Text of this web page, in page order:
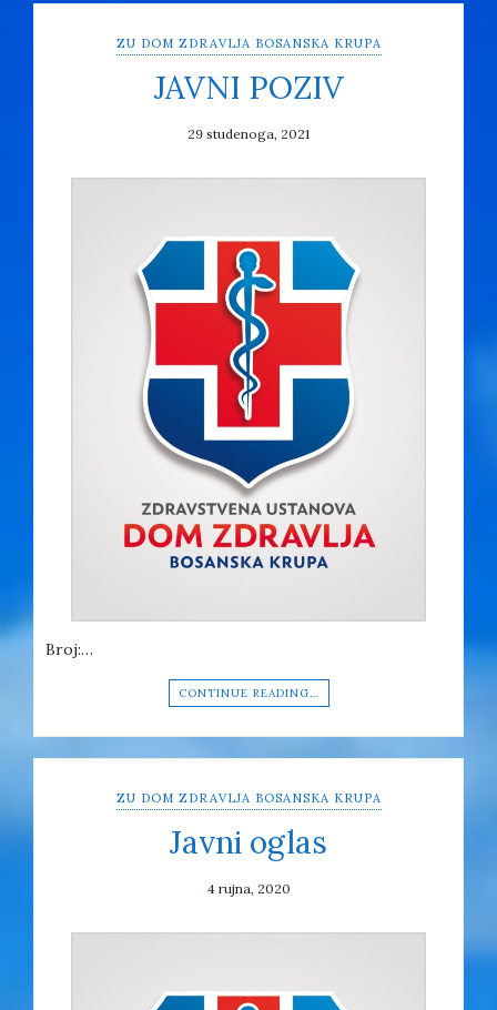
ZU DOM ZDRAVLJA BOSANSKA KRUPA
JAVNI POZIV
29 studenoga, 2021
Broj:…
CONTINUE READING…
ZU DOM ZDRAVLJA BOSANSKA KRUPA
Javni oglas
4 rujna, 2020